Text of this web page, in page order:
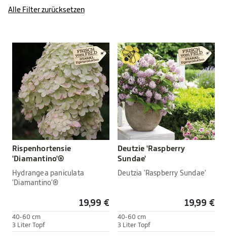
Alle Filter zurücksetzen
Rispenhortensie
'Diamantino'®
Hydrangea paniculata
'Diamantino'®
19,99 €
40-60 cm
3 Liter Topf
Deutzie 'Raspberry
Sundae'
Deutzia 'Raspberry Sundae'
19,99 €
40-60 cm
3 Liter Topf